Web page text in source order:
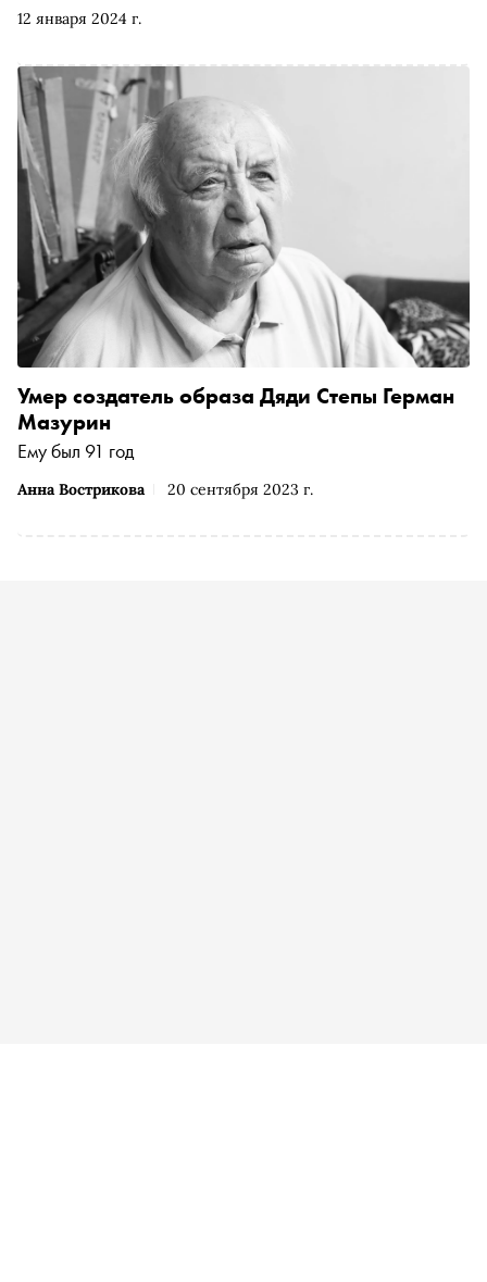
12 января 2024 г.
Анна Вострикова 20 сентября 2023 г.
Умер создатель образа Дяди Степы Герман
Мазурин
Ему был 91 год